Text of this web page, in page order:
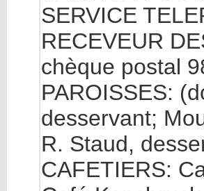
SERVICE
RECEVEUR
chèque postal
PAROISSES:
desservant;
R. Staud,
CAFETIERS: